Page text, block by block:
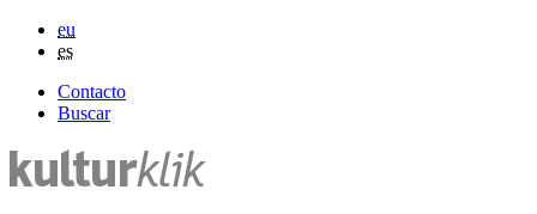
eu
es
Contacto
Buscar